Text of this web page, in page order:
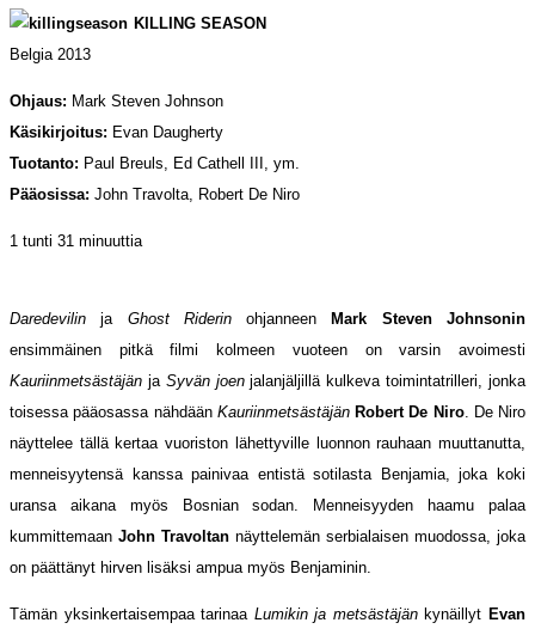
KILLING SEASON
Belgia 2013
Ohjaus: Mark Steven Johnson
Käsikirjoitus: Evan Daugherty
Tuotanto: Paul Breuls, Ed Cathell III, ym.
Pääosissa: John Travolta, Robert De Niro
1 tunti 31 minuuttia
Daredevilin ja Ghost Riderinohjanneen
Mark Steven Johnsonin
ensimmäinen pitkä filmi kolmeen vuoteen on varsin avoimesti
Kauriinmetsästäjän ja Syvän joenjalanjäljillä kulkeva toimintatrilleri, jonka
toisessa pääosassa nähdään Kauriinmetsästäjän Robert De Niro. De Niro
näyttelee tällä kertaa vuoriston lähettyville luonnon rauhaan muuttanutta,
menneisyytensä kanssa painivaa entistä sotilasta Benjamia, joka koki
uransa aikana myös Bosnian sodan. Menneisyyden haamu palaa
kummittemaan John Travoltan näyttelemän serbialaisen muodossa, joka
on päättänyt hirven lisäksi ampua myös Benjaminin.
Tämän yksinkertaisempaa tarinaa Lumikin ja metsästäjänkynäillyt Evan